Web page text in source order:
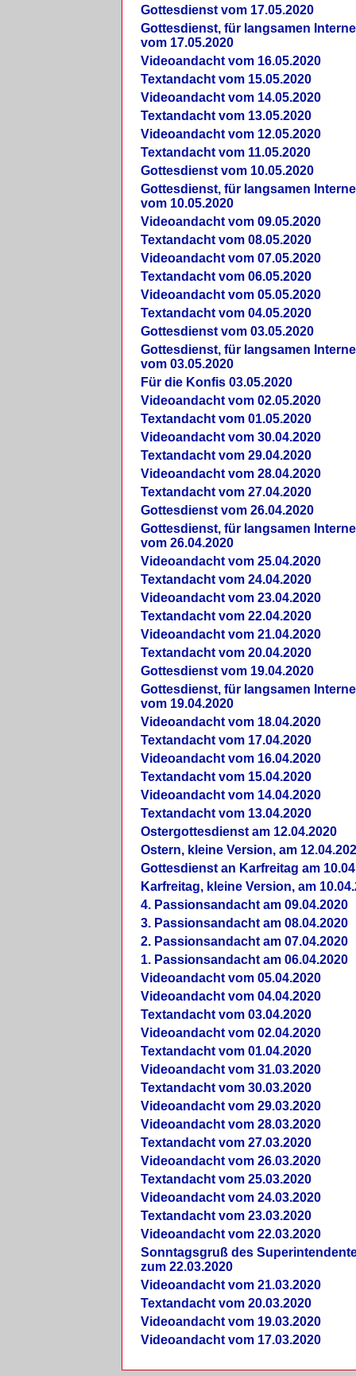
Gottesdienst vom 17.05.2020
Gottesdienst, für langsamen
vom 17.05.2020
Videoandacht vom 16.05.2020
Textandacht vom 15.05.2020
Videoandacht vom 14.05.2020
Textandacht vom 13.05.2020
Videoandacht vom 12.05.2020
Textandacht vom 11.05.2020
Gottesdienst vom 10.05.2020
Gottesdienst, für langsamen
vom 10.05.2020
Videoandacht vom 09.05.2020
Textandacht vom 08.05.2020
Videoandacht vom 07.05.2020
Textandacht vom 06.05.2020
Videoandacht vom 05.05.2020
Textandacht vom 04.05.2020
Gottesdienst vom 03.05.2020
Gottesdienst, für langsamen
vom 03.05.2020
Für die Konfis 03.05.2020
Videoandacht vom 02.05.2020
Textandacht vom 01.05.2020
Videoandacht vom 30.04.2020
Textandacht vom 29.04.2020
Videoandacht vom 28.04.2020
Textandacht vom 27.04.2020
Gottesdienst vom 26.04.2020
Gottesdienst, für langsamen
vom 26.04.2020
Videoandacht vom 25.04.2020
Textandacht vom 24.04.2020
Videoandacht vom 23.04.2020
Textandacht vom 22.04.2020
Videoandacht vom 21.04.2020
Textandacht vom 20.04.2020
Gottesdienst vom 19.04.2020
Gottesdienst, für langsamen
vom 19.04.2020
Videoandacht vom 18.04.2020
Textandacht vom 17.04.2020
Videoandacht vom 16.04.2020
Textandacht vom 15.04.2020
Videoandacht vom 14.04.2020
Textandacht vom 13.04.2020
Ostergottesdienst am 12.04.2020
Ostern, kleine Version, am
Gottesdienst an Karfreitag am
Karfreitag, kleine Version, am
4. Passionsandacht am 09.04.2020
3. Passionsandacht am 08.04.2020
2. Passionsandacht am 07.04.2020
1. Passionsandacht am 06.04.2020
Videoandacht vom 05.04.2020
Videoandacht vom 04.04.2020
Textandacht vom 03.04.2020
Videoandacht vom 02.04.2020
Textandacht vom 01.04.2020
Videoandacht vom 31.03.2020
Textandacht vom 30.03.2020
Videoandacht vom 29.03.2020
Videoandacht vom 28.03.2020
Textandacht vom 27.03.2020
Videoandacht vom 26.03.2020
Textandacht vom 25.03.2020
Videoandacht vom 24.03.2020
Textandacht vom 23.03.2020
Videoandacht vom 22.03.2020
Sonntagsgruß des
zum 22.03.2020
Videoandacht vom 21.03.2020
Textandacht vom 20.03.2020
Videoandacht vom 19.03.2020
Videoandacht vom 17.03.2020